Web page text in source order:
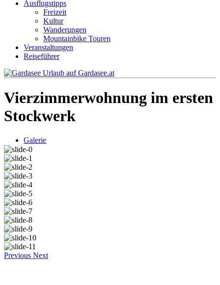
Ausflugstipps
Freizeit
Kultur
Wanderungen
Mountainbike Touren
Veranstaltungen
Reiseführer
Vierzimmerwohnung im ersten
Stockwerk
Galerie
Previous Next